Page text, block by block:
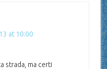
at 10:00
strada, ma certi